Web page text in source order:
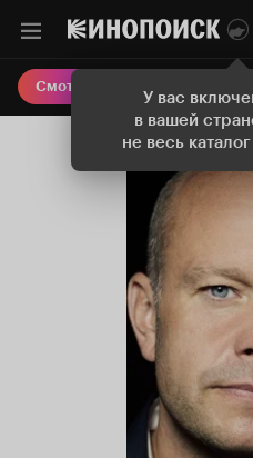
У вас
в вашей
не весь
Смотреть кино